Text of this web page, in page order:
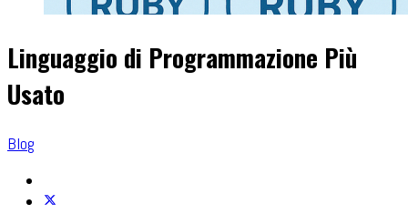
Linguaggio di Programmazione Più
Usato
Blog